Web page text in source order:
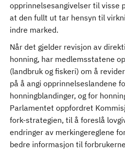
opprinnelsesangivelser til visse
at den fullt ut tar hensyn til
indre marked.
Når det gjelder revisjon av
honning, har medlemsstatene
(landbruk og fiskeri) om å
på å angi opprinnelseslandene
honningblandinger, og for
Parlamentet oppfordret
fork-strategien, til å foreslå
endringer av merkingereglene
bedre informasjon til